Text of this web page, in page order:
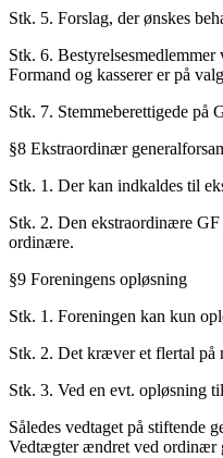
Stk. 5. Forslag, der ønskes
Stk. 6.
Formand og kasserer er på
Stk. 7. Stemmeberettigede på
§8 Ekstraordinær
Stk. 1. Der kan indkaldes til
Stk. 2. Den ekstraordinære GF
ordinære.
§9 Foreningens opløsning
Stk. 1. Foreningen kan kun
Stk. 2. Det kræver et flertal på
Stk. 3. Ved en evt. opløsning
Således vedtaget på stiftende
Vedtægter ændret ved ordinær